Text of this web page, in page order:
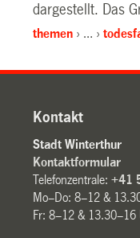
dargestellt. Das
themen …
Kontakt
Stadt Winterthur
Kontaktformular
Telefonzentrale:+41
Mo–Do: 8–12 &
Fr: 8–12 & 13.30–16